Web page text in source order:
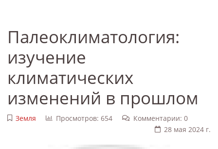
Палеоклиматология:
изучение
климатических
изменений в прошлом
Земля Просмотров: 654
Комментарии: 0
28 мая 2024 г.